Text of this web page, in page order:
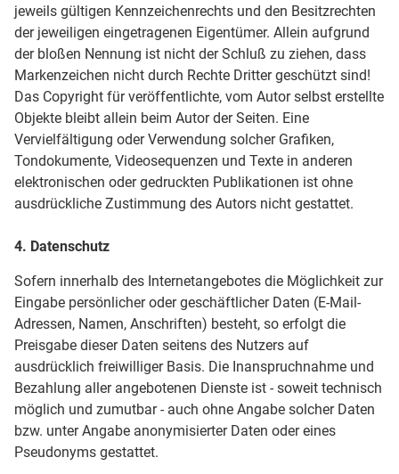
jeweils gültigen Kennzeichenrechts und den Besitzrechten
der jeweiligen eingetragenen Eigentümer. Allein aufgrund
der bloßen Nennung ist nicht der Schluß zu ziehen, dass
Markenzeichen nicht durch Rechte Dritter geschützt sind!
Das Copyright für veröffentlichte, vom Autor selbst erstellte
Objekte bleibt allein beim Autor der Seiten. Eine
Vervielfältigung oder Verwendung solcher Grafiken,
Tondokumente, Videosequenzen und Texte in anderen
elektronischen oder gedruckten Publikationen ist ohne
ausdrückliche Zustimmung des Autors nicht gestattet.
4. Datenschutz
Sofern innerhalb des Internetangebotes die Möglichkeit zur
Eingabe persönlicher oder geschäftlicher Daten (E-Mail-
Adressen, Namen, Anschriften) besteht, so erfolgt die
Preisgabe dieser Daten seitens des Nutzers auf
ausdrücklich freiwilliger Basis. Die Inanspruchnahme und
Bezahlung aller angebotenen Dienste ist - soweit technisch
möglich und zumutbar - auch ohne Angabe solcher Daten
bzw. unter Angabe anonymisierter Daten oder eines
Pseudonyms gestattet.